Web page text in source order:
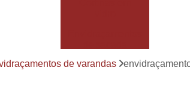
Envidraçamentos
de varandas